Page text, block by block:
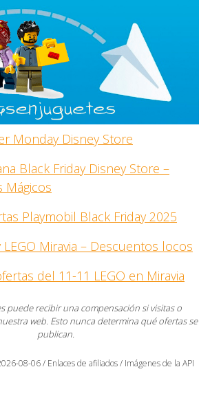
Monday Disney Store
Black Friday Disney Store –
Mágicos
Playmobil Black Friday 2025
LEGO Miravia – Descuentos locos
del 11-11 LEGO en Miravia
puede recibir una compensación si visitas o
web. Esto nunca determina qué ofertas se
publican.
08-06 / Enlaces de afiliados / Imágenes de la API